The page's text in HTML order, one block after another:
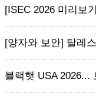
[ISEC 2026 미리보
[양자와 보안] 탈레
블랙햇 USA 2026...